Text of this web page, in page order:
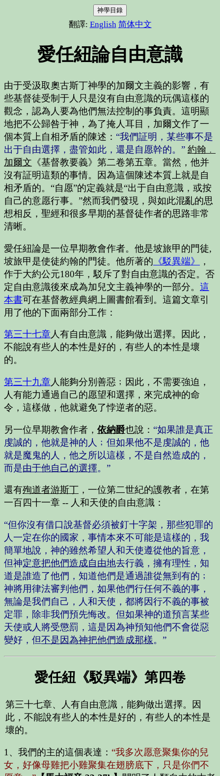
神學目錄
翻譯: English 简体中文
愛任紐論自由意識
由于受汲取奧古斯丁神學的加爾文主義的影響，有
些基督徒受制于人只是沒有自由意識的玩偶這樣的
觀念，認為人要為他們無法控制的事負責。這明顯
地把不公歸咎于神，為了掩人耳目，加爾文作了一
個本質上自相矛盾的陳述： “我們証明，某些事不是
出于自由選擇，盡管如此，還是自愿幹的。” 約翰﹒
加爾文 《基督教要義》第二卷第五章。當然，他并
沒有証明這類的事情。因為這個陳述本質上就是自
相矛盾的。“自愿”的定義就是“出于自由意識，或按
自己的意愿行事。”然而我們發現，與如此混亂的思
想相反，聖經和很多早期的基督徒作者的思路非常
清晰。
愛任紐論是一位早期教會作者。他是坡旅甲的門徒,
坡旅甲是使徒約翰的門徒。他所著的 《駁異端》
，
作于大約公元180年，駁斥了對自由意識的否定。否
定自由意識後來成為加兒文主義神學的一部分。 這
本書可在基督教經典網上圖書館看到。這篇文章引
用了他的下面兩部分工作：
第三十七章人有自由意識，能夠做出選擇。因此，
不能說有些人的本性是好的，有些人的本性是壞
的。
第三十九章人能夠分別善惡﹔因此，不需要強迫，
人有能力通過自己的愿望和選擇，來完成神的命
令，這樣做，他就避免了悖逆者的惡。
另一位早期教會作者， 依納爵也說： “如果誰是真正
虔誠的，他就是神的人﹔但如果他不是虔誠的，他
就是魔鬼的人，他之所以這樣，不是自然造成的，
而是由于他自己的選擇。”
還有殉道者游斯丁 ，一位第二世紀的護教者，在第
一百四十一章 -- 人和天使的自由意識：
“但你沒有借口說基督必須被釘十字架，那些犯罪的
人一定在你的國家，事情本來不可能是這樣的，我
簡單地說，神的雖然希望人和天使遵從他的旨意，
但神定意把他們造成自由地去行義，擁有理性，知
道是誰造了他們，知道他們是通過誰從無到有的﹔
神將用律法審判他們，如果他們行任何不義的事，
無論是我們自己，人和天使，都將因行不義的事被
定罪，除非我們預先悔改。但如果神的道預言某些
天使或人將受懲罰，這是因為神預知他們不會從惡
變好，但不是因為神把他們造成那樣。”
愛任紐《駁異端》第四卷
第三十七章、人有自由意識，能夠做出選擇。因
此，不能說有些人的本性是好的，有些人的本性是
壞的。
1、我們的主的這個表達： “我多次愿意聚集你的兒
女，好像母雞把小雞聚集在翅膀底下，只是你們不